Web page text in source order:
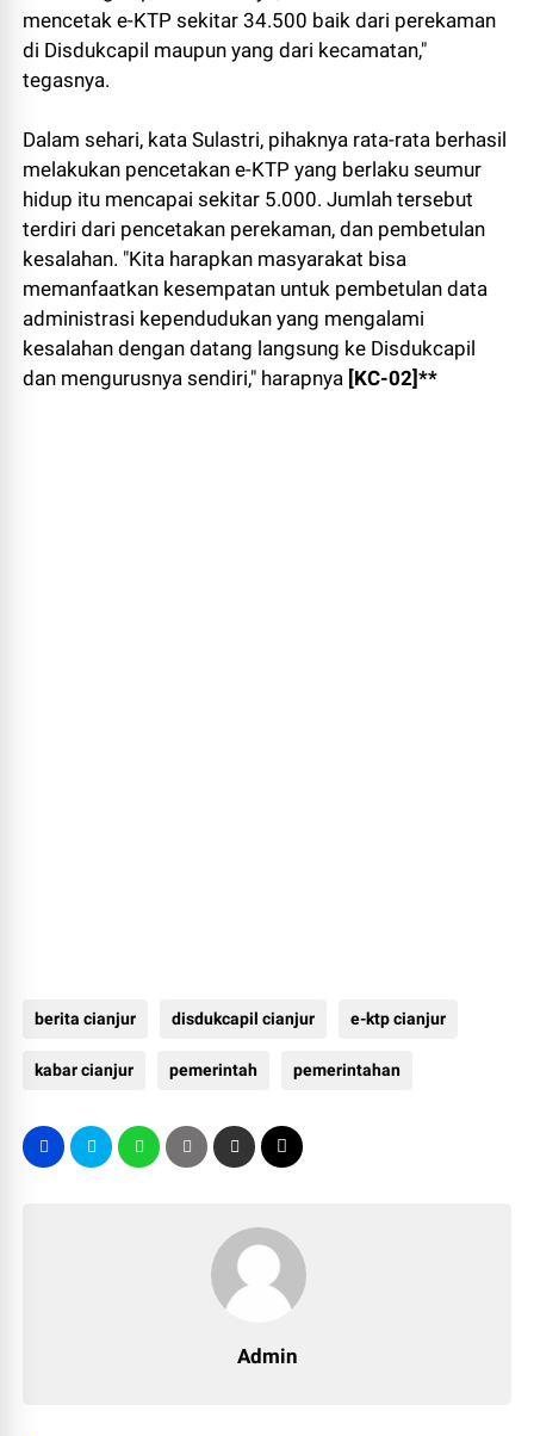
mencetak e-KTP sekitar 34.500 baik dari perekaman
di Disdukcapil maupun yang dari kecamatan,"
tegasnya.
Dalam sehari, kata Sulastri, pihaknya rata-rata berhasil
melakukan pencetakan e-KTP yang berlaku seumur
hidup itu mencapai sekitar 5.000. Jumlah tersebut
terdiri dari pencetakan perekaman, dan pembetulan
kesalahan. "Kita harapkan masyarakat bisa
memanfaatkan kesempatan untuk pembetulan data
administrasi kependudukan yang mengalami
kesalahan dengan datang langsung ke Disdukcapil
dan mengurusnya sendiri," harapnya [KC-02]**
berita cianjur disdukcapil cianjur e-ktp cianjur
kabar cianjur pemerintah pemerintahan
Admin